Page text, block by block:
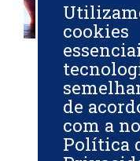
cookies
de
com a
Política